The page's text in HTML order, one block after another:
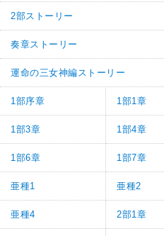
2部ストーリー
奏章ストーリー
運命の三女神編ストーリー
1部序章 1部1章
1部3章 1部4章
1部6章 1部7章
亜種1 亜種2
亜種4 2部1章